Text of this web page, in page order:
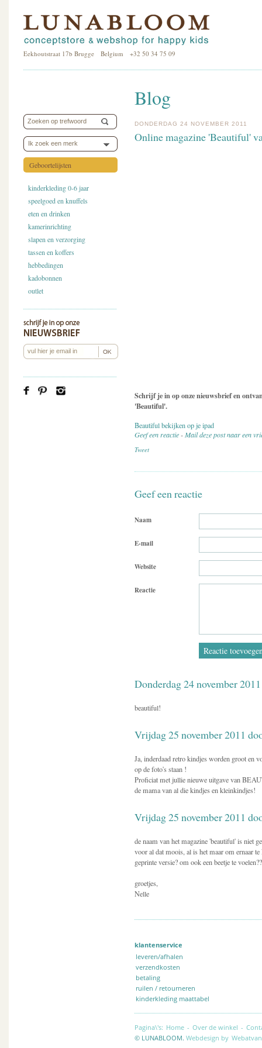
Eekhoutstraat 17b Brugge Belgium +32 50 34 75 09
Ik zoek een merk
Geboortelijsten
kinderkleding 0-6 jaar
speelgoed en knuffels
eten en drinken
kamerinrichting
slapen en verzorging
tassen en koffers
hebbedingen
kadobonnen
outlet
Blog
DONDERDAG 24 NOVEMBER 2011
Online magazine 'Beautiful'
Schrijf je in op onze nieuwsbrief en
'Beautiful'.
Beautiful bekijken op je ipad
Geef een reactie-Mail deze post naar een
Tweet
Geef een reactie
Naam
E-mail
Website
Reactie
Donderdag 24 november
beautiful!
Vrijdag 25 november 2011
Ja, inderdaad retro kindjes worden groot en
op de foto's staan !
Proficiat met jullie nieuwe uitgave van
de mama van al die kindjes en kleinkindjes!
Vrijdag 25 november 2011
de naam van het magazine 'beautiful' is niet
voor al dat moois, al is het maar om ernaar
geprinte versie? om ook een beetje te voelen??
groetjes,
Nelle
klantenservice
leveren/afhalen
verzendkosten
betaling
ruilen / retourneren
kinderkleding maattabel
Pagina\'s: Home - Over de winkel -
© LUNABLOOM. Webdesign by